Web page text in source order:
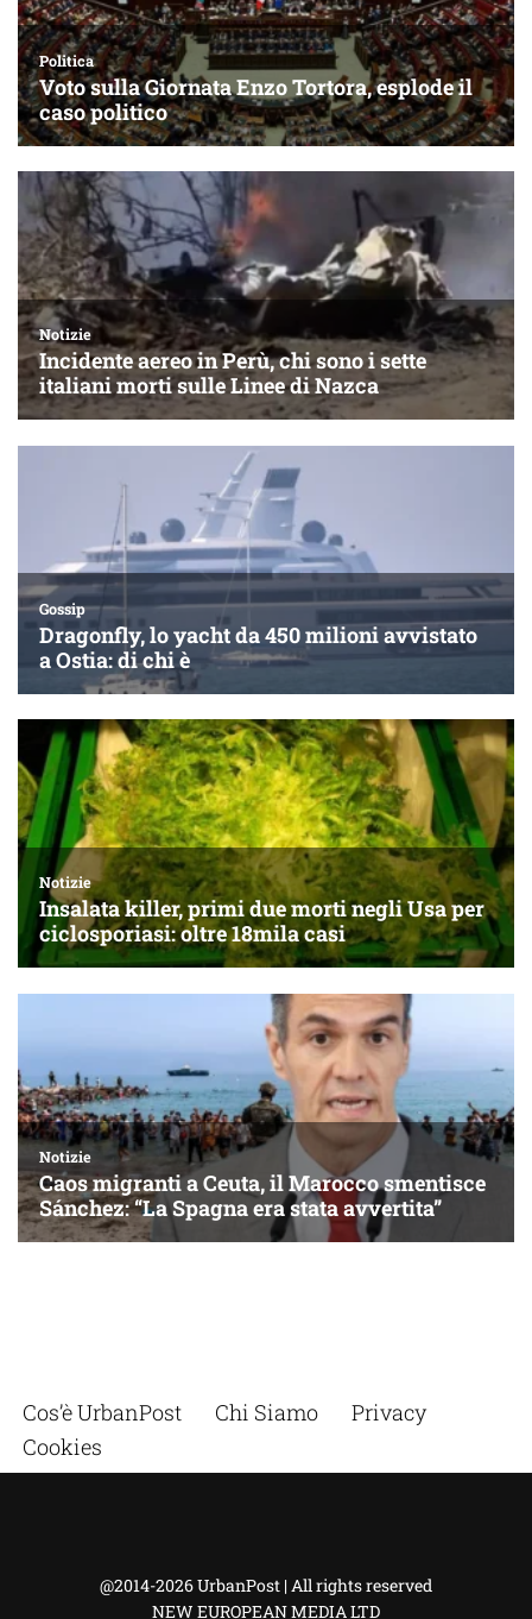
Cos’è UrbanPost Chi Siamo
Privacy
Cookies
@2014-2026 UrbanPost | All rights reserved
NEW EUROPEAN MEDIA LTD